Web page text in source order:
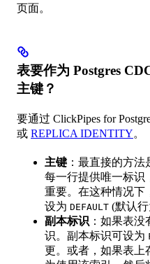
页面。
表要作为 Postgres
主键？
要通过 ClickPipes for
或 REPLICA IDENTITY。
主键 ：最直接的方
每一行提供唯一标识
重要。在这种情况下
设为 DEFAULT (默认行
副本标识 ：如果表
识。副本标识可设为
更。或者，如果表上